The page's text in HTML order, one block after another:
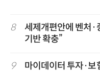
8
세제개편안에 벤처
기반 확충”
9 마이데이터 투자·보